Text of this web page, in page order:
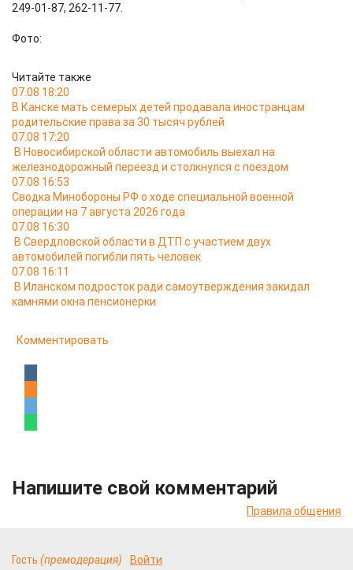
249-01-87, 262-11-77.
Фото:
Читайте также
07.08 18:20
В Канске мать семерых детей продавала иностранцам
родительские права за 30 тысяч рублей
07.08 17:20
В Новосибирской области автомобиль выехал на
железнодорожный переезд и столкнулся с поездом
07.08 16:53
Сводка Минобороны РФ о ходе специальной военной
операции на 7 августа 2026 года
07.08 16:30
В Свердловской области в ДТП с участием двух
автомобилей погибли пять человек
07.08 16:11
В Иланском подросток ради самоутверждения закидал
камнями окна пенсионерки
Комментировать
Напишите свой комментарий
Правила общения
Гость (премодерация) Войти